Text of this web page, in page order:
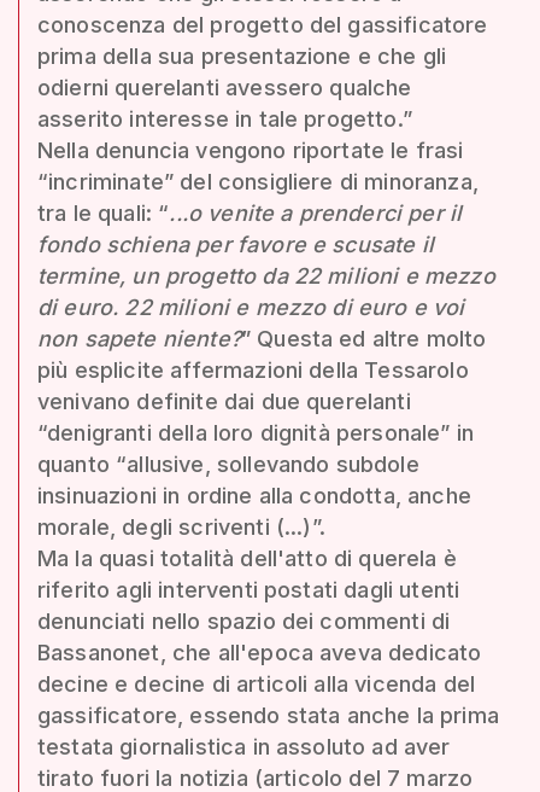
conoscenza del progetto del gassificatore
prima della sua presentazione e che gli
odierni querelanti avessero qualche
asserito interesse in tale progetto.”
Nella denuncia vengono riportate le frasi
“incriminate” del consigliere di minoranza,
tra le quali: “...o venite a prenderci per il
fondo schiena per favore e scusate il
termine, un progetto da 22 milioni e mezzo
di euro. 22 milioni e mezzo di euro e voi
non sapete niente?” Questa ed altre molto
più esplicite affermazioni della Tessarolo
venivano definite dai due querelanti
“denigranti della loro dignità personale” in
quanto “allusive, sollevando subdole
insinuazioni in ordine alla condotta, anche
morale, degli scriventi (...)”.
Ma la quasi totalità dell'atto di querela è
riferito agli interventi postati dagli utenti
denunciati nello spazio dei commenti di
Bassanonet, che all'epoca aveva dedicato
decine e decine di articoli alla vicenda del
gassificatore, essendo stata anche la prima
testata giornalistica in assoluto ad aver
tirato fuori la notizia (articolo del 7 marzo